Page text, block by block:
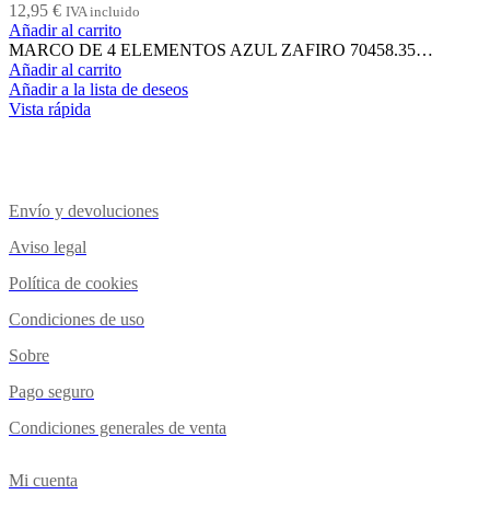
12,95 € IVA incluido
Añadir al carrito
MARCO DE 4 ELEMENTOS AZUL ZAFIRO 70458.35…
Añadir al carrito
Añadir a la lista de deseos
Vista rápida
Envío y devoluciones
Aviso legal
Política de cookies
Condiciones de uso
Sobre
Pago seguro
Condiciones generales de venta
Mi cuenta